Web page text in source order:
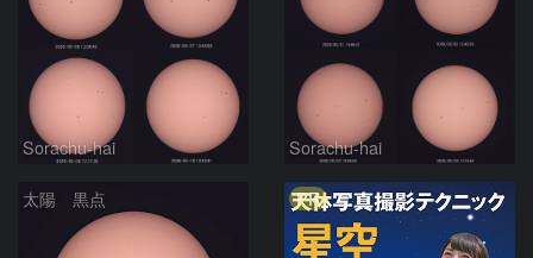
Sorachu-hai Sorachu-hai
太陽 黒点 PR